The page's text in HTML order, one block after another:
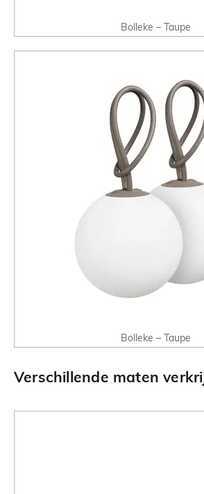
Bolleke – Taupe
Bolleke – Taupe
Verschillende maten